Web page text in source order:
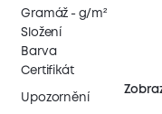
Gramáž - g/m²
Složení
Barva
Certifikát
Upozornění